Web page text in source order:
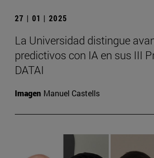
27 | 01 | 2025
La Universidad distingue
predictivos con IA en sus III
DATAI
Imagen Manuel Castells